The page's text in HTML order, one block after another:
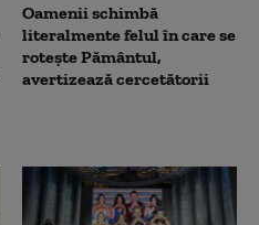
Oamenii schimbă
literalmente felul în care se
rotește Pământul,
avertizează cercetătorii